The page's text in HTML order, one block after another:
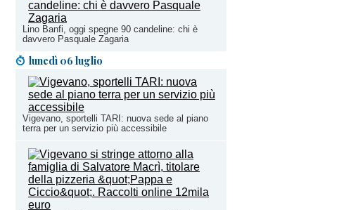
Lino Banfi, oggi spegne 90 candeline: chi è
davvero Pasquale Zagaria
lunedì 06 luglio
Vigevano, sportelli TARI: nuova sede al piano
terra per un servizio più accessibile